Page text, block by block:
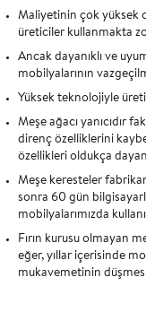
Maliyetinin çok yüksek
üreticiler kullanmakta
Ancak dayanıklı ve
mobilyalarının
Yüksek teknolojiyle
Meşe ağacı yanıcıdır
direnç özelliklerini
özellikleri oldukça
Meşe keresteler
sonra 60 gün
mobilyalarımızda
Fırın kurusu olmayan
eğer, yıllar içerisinde
mukavemetinin